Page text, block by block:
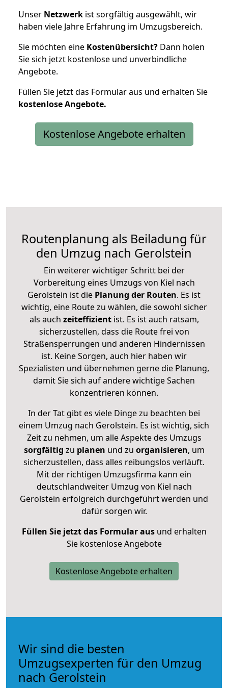
Unser Netzwerk ist sorgfältig ausgewählt, wir
haben viele Jahre Erfahrung im Umzugsbereich.
Sie möchten eine Kostenübersicht? Dann holen
Sie sich jetzt kostenlose und unverbindliche
Angebote.
Füllen Sie jetzt das Formular aus und erhalten Sie
kostenloseAngebote.
Kostenlose Angebote erhalten
Routenplanung als Beiladung für
den Umzug nach Gerolstein
Ein weiterer wichtiger Schritt bei der
Vorbereitung eines Umzugs von Kiel nach
Gerolstein ist die Planung der Routen. Es ist
wichtig, eine Route zu wählen, die sowohl sicher
als auch zeiteffizientist. Es ist auch ratsam,
sicherzustellen, dass die Route frei von
Straßensperrungen und anderen Hindernissen
ist. Keine Sorgen, auch hier haben wir
Spezialisten und übernehmen gerne die Planung,
damit Sie sich auf andere wichtige Sachen
konzentrieren können.
In der Tat gibt es viele Dinge zu beachten bei
einem Umzug nach Gerolstein. Es ist wichtig, sich
Zeit zu nehmen, um alle Aspekte des Umzugs
sorgfältig zu planen und zu organisieren, um
sicherzustellen, dass alles reibungslos verläuft.
Mit der richtigen Umzugsfirma kann ein
deutschlandweiter Umzug von Kiel nach
Gerolstein erfolgreich durchgeführt werden und
dafür sorgen wir.
Füllen Sie jetzt das Formular ausund erhalten
Sie kostenlose Angebote
Kostenlose Angebote erhalten
Wir sind die besten
Umzugsexperten für den Umzug
nach Gerolstein